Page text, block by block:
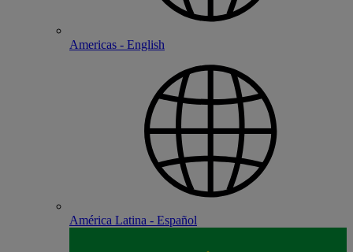
Americas - English
América Latina - Español